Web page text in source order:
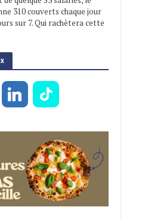
310 couverts chaque jour
sur 7. Qui rachètera cette